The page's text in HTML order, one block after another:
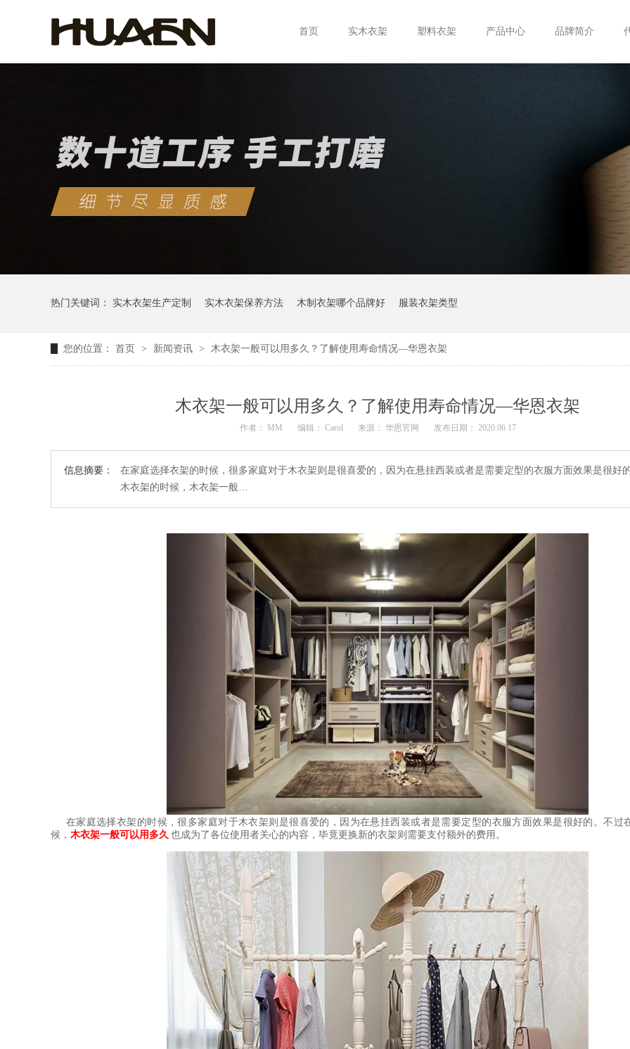
首页 实木衣架 塑料衣架 产品中心 品牌简介
热门关键词： 实木衣架生产定制 实木衣架保养方法 木制衣架哪个品牌好 服装衣架类型
您的位置： 首页 > 新闻资讯 > 木衣架一般可以用多久？了解使用寿命情况—华恩衣架
木衣架一般可以用多久？了解使用寿命情况—华恩衣架
作者： MM 编辑： Carol 来源： 华恩官网 发布日期： 2020.06.17
信息摘要：
在家庭选择衣架的时候，很多家庭对于木衣架则是很喜爱的，因为在悬挂西装或者是需要定型的衣服方面效果是很好
木衣架的时候，木衣架一般…
在家庭选择衣架的时候，很多家庭对于木衣架则是很喜爱的，因为在悬挂西装或者是需要定型的衣服方面效果是很好的。不过
候， 木衣架一般可以用多久 也成为了各位使用者关心的内容，毕竟更换新的衣架则需要支付额外的费用。